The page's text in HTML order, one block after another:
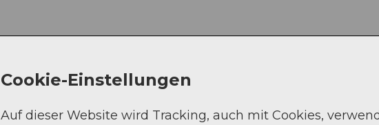
Cookie-Einstellungen
Auf dieser Website wird Tracking, auch mit Cookies,